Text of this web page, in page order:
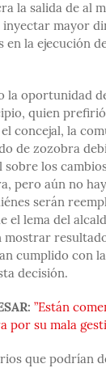
la salida de al
mayor
en la ejecución
la oportunidad
quien
concejal, la
de zozobra
los
pero aún no
serán
el lema del
cumplido con
decisión.
”Están
por su mala
que podrían